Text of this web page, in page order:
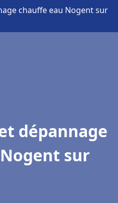
chauffe eau Nogent sur
dépannage
sur